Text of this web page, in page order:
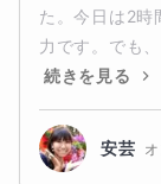
た。今日は2時
力です。でも
続きを見る
安芸